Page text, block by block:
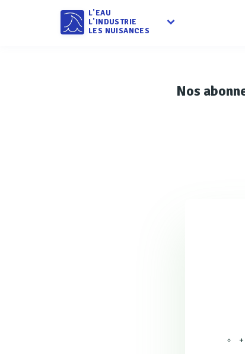
L'EAU
L'INDUSTRIE
LES NUISANCES
Nos